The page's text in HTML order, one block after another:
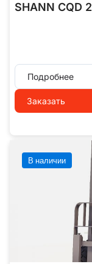
SHANN CQD
Подробнее
Заказать
В наличии